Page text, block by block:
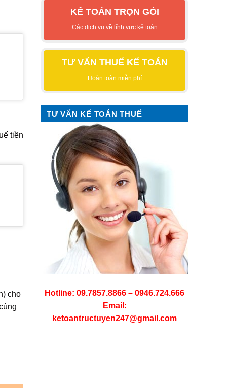
tiền
cho
KẾ TOÁN TRỌN GÓI
Các dịch vụ về lĩnh vực kế toán
TƯ VẤN THUẾ KẾ TOÁN
Hoàn toàn miễn phí
TƯ VẤN KẾ TOÁN THUẾ
Hotline: 09.7857.8866 – 0946.724.666
Email:
ketoantructuyen247@gmail.com